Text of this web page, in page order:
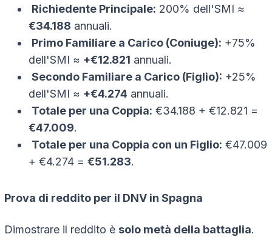
Richiedente Principale: 200% dell'SMI ≈
€34.188 annuali.
Primo Familiare a Carico (Coniuge): +75%
dell'SMI ≈ +€12.821 annuali.
Secondo Familiare a Carico (Figlio): +25%
dell'SMI ≈ +€4.274 annuali.
Totale per una Coppia: €34.188 + €12.821 =
€47.009.
Totale per una Coppia con un Figlio: €47.009
+ €4.274 = €51.283.
Prova di reddito per il DNV in Spagna
Dimostrare il reddito è solo metà della battaglia.